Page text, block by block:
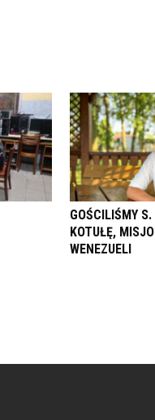
GOŚCILIŚMY
KOTUŁĘ,
WENEZUELI